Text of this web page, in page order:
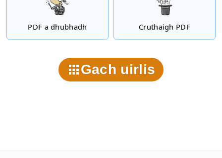
PDF a dhubhadh Cruthaigh PDF
Gach uirlis